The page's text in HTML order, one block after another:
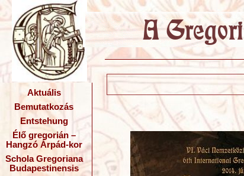
Aktuális
Bemutatkozás
Entstehung
Élő gregorián –
Hangzó Árpád-kor
Schola Gregoriana
Budapestinensis